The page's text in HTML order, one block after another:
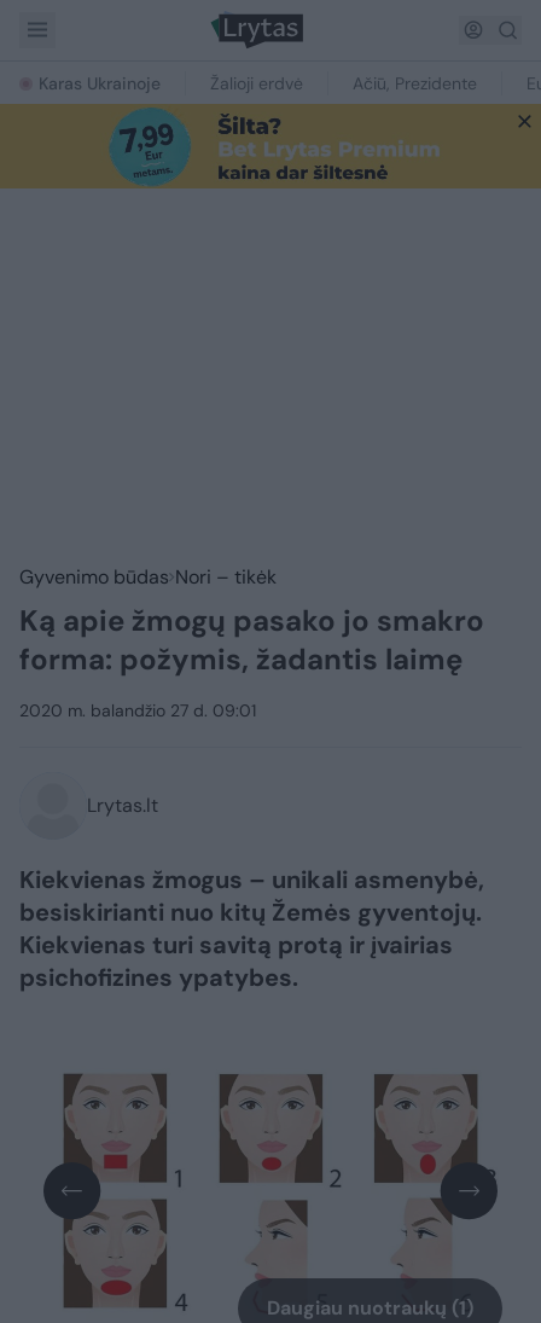
Karas Ukrainoje Žalioji erdvė Ačiū, Prezidente
Gyvenimo būdas Nori – tikėk
Ką apie žmogų pasako jo smakro
forma: požymis, žadantis laimę
2020 m. balandžio 27 d. 09:01
Lrytas.lt
Kiekvienas žmogus – unikali asmenybė,
besiskirianti nuo kitų Žemės gyventojų.
Kiekvienas turi savitą protą ir įvairias
psichofizines ypatybes.
Daugiau nuotraukų (1)